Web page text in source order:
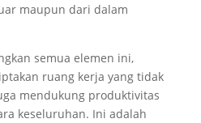
maupun dari dalam
semua elemen ini,
ruang kerja yang tidak
mendukung produktivitas
keseluruhan. Ini adalah